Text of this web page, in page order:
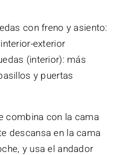
con freno y asiento:
exterior
(interior): más
y puertas
combina con la cama
descansa en la cama
y usa el andador